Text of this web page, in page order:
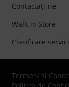
Contactaţi-ne
Walk-in Store
Clasificare
Termeni şi